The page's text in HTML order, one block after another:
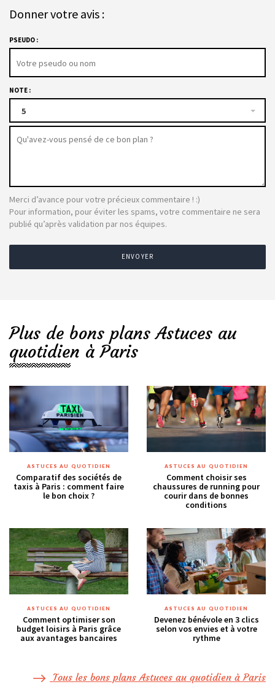
Donner votre avis :
PSEUDO :
NOTE :
5
Merci d’avance pour votre précieux commentaire ! :)
Pour information, pour éviter les spams, votre commentaire ne sera
publié qu’après validation par nos équipes.
ENVOYER
Plus de bons plans Astuces au
quotidien à Paris
ASTUCES AU QUOTIDIEN
Comparatif des sociétés de
taxis à Paris : comment faire
le bon choix ?
ASTUCES AU QUOTIDIEN
Comment choisir ses
chaussures de running pour
courir dans de bonnes
conditions
ASTUCES AU QUOTIDIEN
Comment optimiser son
budget loisirs à Paris grâce
aux avantages bancaires
ASTUCES AU QUOTIDIEN
Devenez bénévole en 3 clics
selon vos envies et à votre
rythme
Tous les bons plans Astuces au quotidien à Paris